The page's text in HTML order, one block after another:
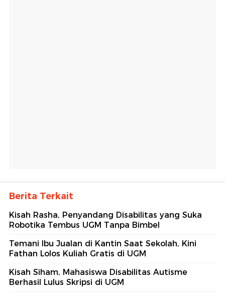
Berita Terkait
Kisah Rasha, Penyandang Disabilitas yang Suka
Robotika Tembus UGM Tanpa Bimbel
Temani Ibu Jualan di Kantin Saat Sekolah, Kini
Fathan Lolos Kuliah Gratis di UGM
Kisah Siham, Mahasiswa Disabilitas Autisme
Berhasil Lulus Skripsi di UGM